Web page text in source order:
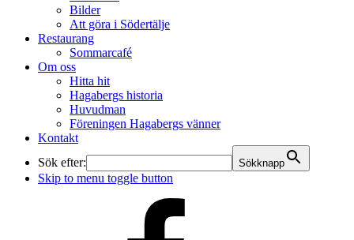
Bilder
Att göra i Södertälje
Restaurang
Sommarcafé
Om oss
Hitta hit
Hagabergs historia
Huvudman
Föreningen Hagabergs vänner
Kontakt
Sök efter:
Sökknapp
Skip to menu toggle button